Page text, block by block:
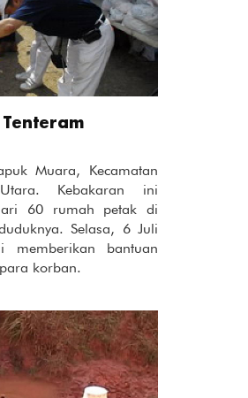
Muara, Kecamatan
Kebakaran ini
60 rumah petak di
Selasa, 6 Juli
memberikan bantuan
korban.